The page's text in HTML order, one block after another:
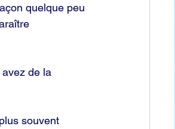
quelque peu
de la
souvent